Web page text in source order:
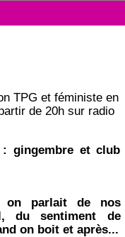
TPG et féministe en
de 20h sur radio
gingembre et club
on parlait de nos
du sentiment de
on boit et après...